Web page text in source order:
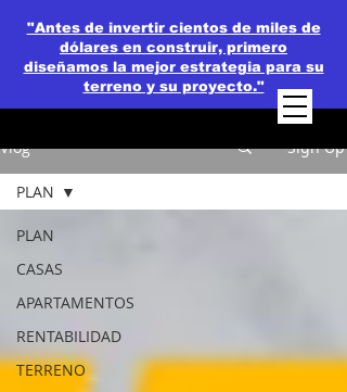
"Antes de invertir cientos de miles de
dólares en construir, primero
diseñamos la mejor estrategia para su
terreno y su proyecto."
Vlog Sign Up
PLAN
CASAS
APARTAMENTOS
RENTABILIDAD
TERRENO
PLAN